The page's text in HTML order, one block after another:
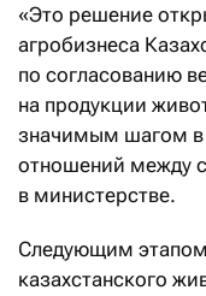
«Это решение
агробизнеса
по согласованию
на продукции
значимым шагом в
отношений между
в министерстве.
Следующим
казахстанского